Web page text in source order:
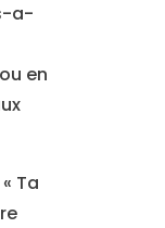
a-
en
Ta